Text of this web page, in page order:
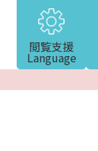
閲覧支援
Language